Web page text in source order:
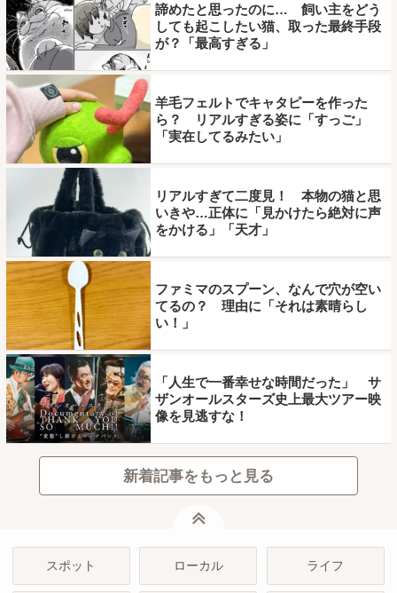
諦めたと思ったのに… 飼い主をどう
しても起こしたい猫、取った最終手段
が？「最高すぎる」
羊毛フェルトでキャタピーを作った
ら？ リアルすぎる姿に「すっご」
「実在してるみたい」
リアルすぎて二度見！ 本物の猫と思
いきや…正体に「見かけたら絶対に声
をかける」「天才」
ファミマのスプーン、なんで穴が空い
てるの？ 理由に「それは素晴らし
い！」
「人生で一番幸せな時間だった」 サ
ザンオールスターズ史上最大ツアー映
像を見逃すな！
新着記事をもっと見る
スポット ローカル ライフ